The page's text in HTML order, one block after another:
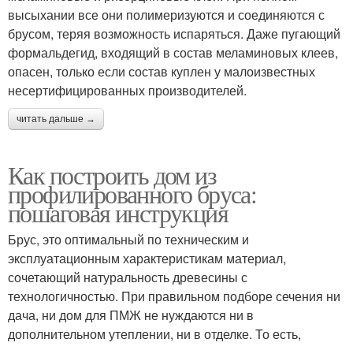
высыхании все они полимеризуются и соединяются с
брусом, теряя возможность испаряться. Даже пугающий
формальдегид, входящий в состав меламиновых клеев,
опасен, только если состав куплен у малоизвестных
несертифицированных производителей.
читать дальше →
Как построить дом из
профилированного бруса:
пошаговая инструкция
Брус, это оптимальный по техническим и
эксплуатационным характеристикам материал,
сочетающий натуральность древесины с
технологичностью. При правильном подборе сечения ни
дача, ни дом для ПМЖ не нуждаются ни в
дополнительном утеплении, ни в отделке. То есть,